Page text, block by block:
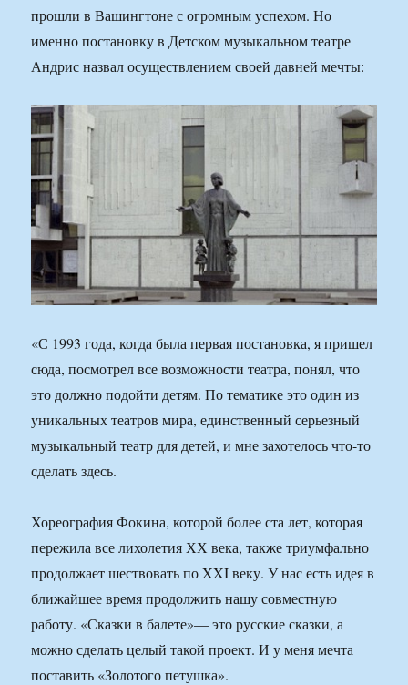
прошли в Вашингтоне с огромным успехом. Но
именно постановку в Детском музыкальном театре
Андрис назвал осуществлением своей давней мечты:
«С 1993 года, когда была первая постановка, я пришел
сюда, посмотрел все возможности театра, понял, что
это должно подойти детям. По тематике это один из
уникальных театров мира, единственный серьезный
музыкальный театр для детей, и мне захотелось что-то
сделать здесь.
Хореография Фокина, которой более ста лет, которая
пережила все лихолетия ХХ века, также триумфально
продолжает шествовать по XXI веку. У нас есть идея в
ближайшее время продолжить нашу совместную
работу. «Сказки в балете»— это русские сказки, а
можно сделать целый такой проект. И у меня мечта
поставить «Золотого петушка».